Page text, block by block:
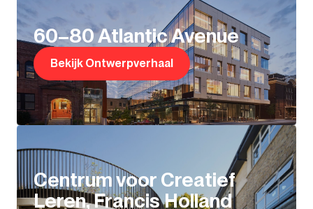
60–80 Atlantic Avenue
Bekijk Ontwerpverhaal
Centrum voor Creatief
Leren, Francis Holland